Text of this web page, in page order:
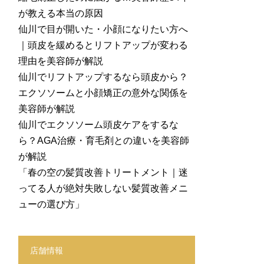
が教える本当の原因
仙川で目が開いた・小顔になりたい方へ
｜頭皮を緩めるとリフトアップが変わる
理由を美容師が解説
仙川でリフトアップするなら頭皮から？
エクソソームと小顔矯正の意外な関係を
美容師が解説
仙川でエクソソーム頭皮ケアをするな
ら？AGA治療・育毛剤との違いを美容師
が解説
「春の空の髪質改善トリートメント｜迷
ってる人が絶対失敗しない髪質改善メニ
ューの選び方」
店舗情報